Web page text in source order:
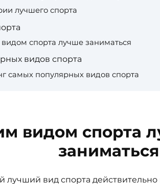
лучшего спорта
спорта лучше заниматься
видов спорта
самых популярных видов спорта
видом спорта
заниматься
лучший вид спорта